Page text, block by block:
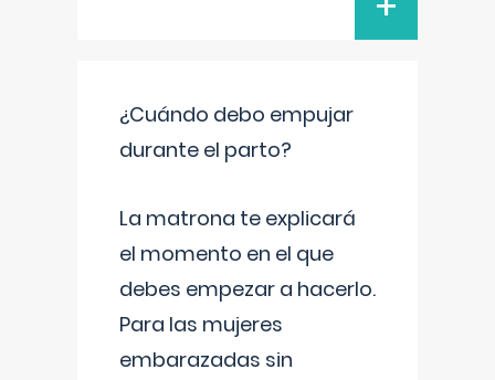
¿Cuándo debo empujar
durante el parto?
La matrona te explicará
el momento en el que
debes empezar a hacerlo.
Para las mujeres
embarazadas sin